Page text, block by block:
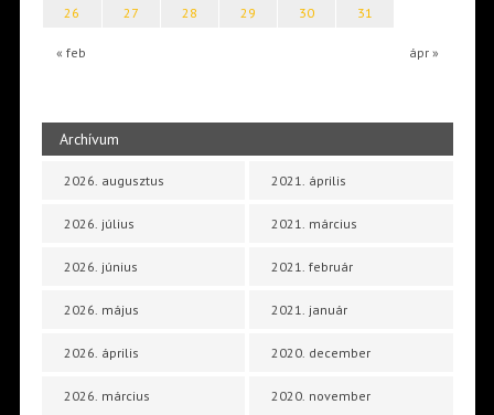
« feb ápr »
26
27 28 29 30 31
Archívum
2026. augusztus
2026. július
2026. június
2026. május
2026. április
2026. március
2021. április
2021. március
2021. február
2021. január
2020. december
2020. november